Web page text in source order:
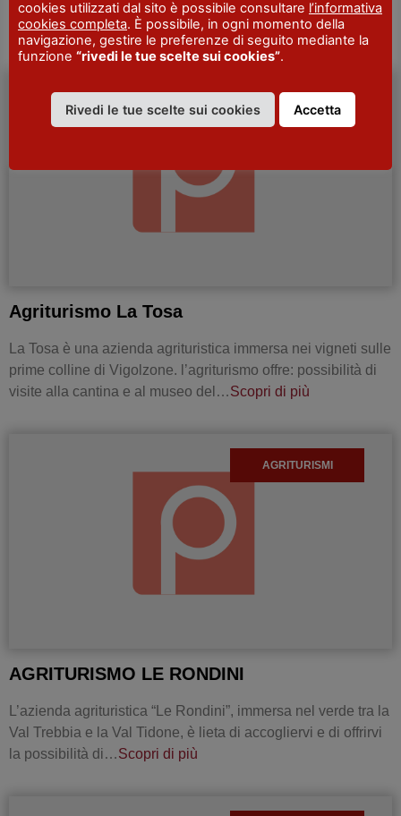
con la natura.Rustico immerso nel verde, ideale…Scopri di
più
AGRITURISMI
Agriturismo La Tosa
La Tosa è una azienda agrituristica immersa nei vigneti sulle
prime colline di Vigolzone. l’agriturismo offre: possibilità di
visite alla cantina e al museo del…Scopri di più
AGRITURISMI
AGRITURISMO LE RONDINI
L’azienda agrituristica “Le Rondini”, immersa nel verde tra la
Val Trebbia e la Val Tidone, è lieta di accogliervi e di offrirvi
la possibilità di…Scopri di più
cookies utilizzati dal sito è possibile consultare l’informativa
cookies completa. È possibile, in ogni momento della
navigazione, gestire le preferenze di seguito mediante la
funzione “rivedi le tue scelte sui cookies”.
Rivedi le tue scelte sui cookies Accetta